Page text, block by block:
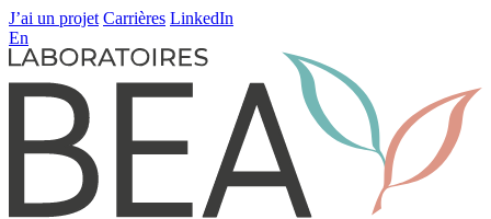
J’ai un projet Carrières LinkedIn
En